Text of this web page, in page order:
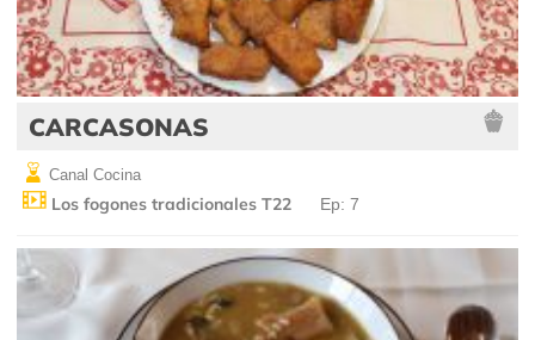
CARCASONAS
Canal Cocina
Los fogones tradicionales T22 Ep: 7